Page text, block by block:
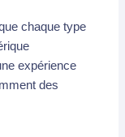
chaque type
expérience
des